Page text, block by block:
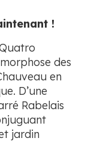
!
des
en
D’une
Rabelais
jardin